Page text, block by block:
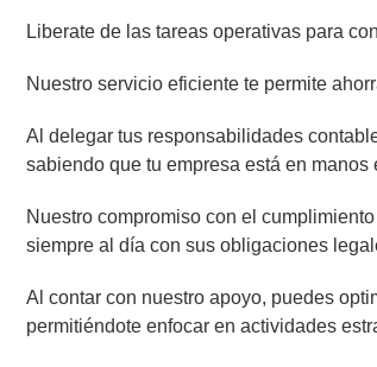
Liberate de las tareas operativas para
Nuestro servicio eficiente te permite
Al delegar tus responsabilidades
sabiendo que tu empresa está en manos
Nuestro compromiso con el
siempre al día con sus obligaciones
Al contar con nuestro apoyo, puedes
permitiéndote enfocar en actividades